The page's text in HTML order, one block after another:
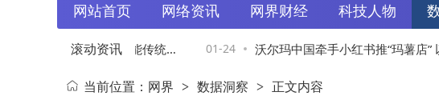
网站首页 网络资讯 网界财经 科技人物
滚动资讯
慧蝶变：AI大模型赋能传统煤 01-24 沃尔玛中国牵手小红书推“玛薯店” 以
售重塑消费新体验
当前位置： 网界 > 数据洞察 > 正文内容